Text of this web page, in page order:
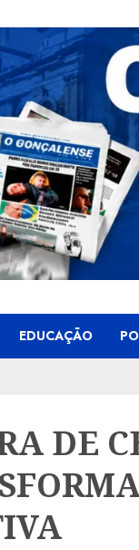
EDUCAÇÃO
DE